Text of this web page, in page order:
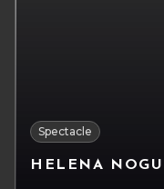
Spectacle
HELENA